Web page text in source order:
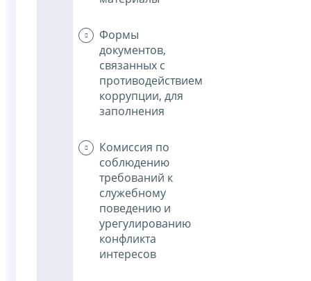
Формы
документов,
связанных с
противодействием
коррупции, для
заполнения
Комиссия по
соблюдению
требований к
служебному
поведению и
урегулированию
конфликта
интересов